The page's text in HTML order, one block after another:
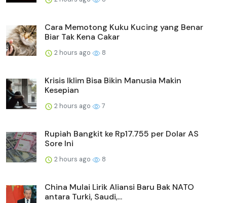
Cara Memotong Kuku Kucing yang Benar
Biar Tak Kena Cakar
2 hours ago 8
Krisis Iklim Bisa Bikin Manusia Makin
Kesepian
2 hours ago 7
Rupiah Bangkit ke Rp17.755 per Dolar AS
Sore Ini
2 hours ago 8
China Mulai Lirik Aliansi Baru Bak NATO
antara Turki, Saudi,...